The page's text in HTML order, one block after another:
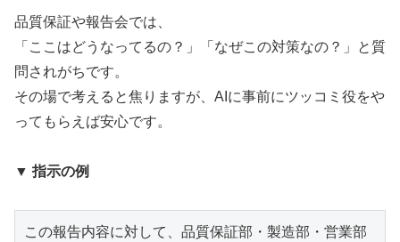
品質保証や報告会では、
「ここはどうなってるの？」「なぜこの対策なの？」と質
問されがちです。
その場で考えると焦りますが、AIに事前にツッコミ役をや
ってもらえば安心です。
▼ 指示の例
この報告内容に対して、品質保証部・製造部・営業部